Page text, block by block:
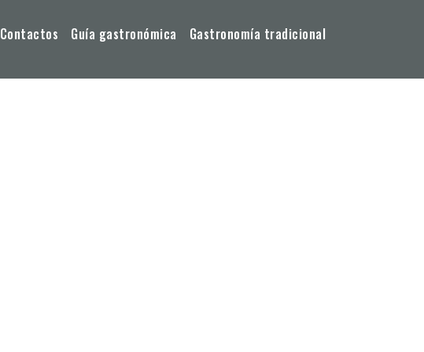
Contactos Guía gastronómica Gastronomía tradicional